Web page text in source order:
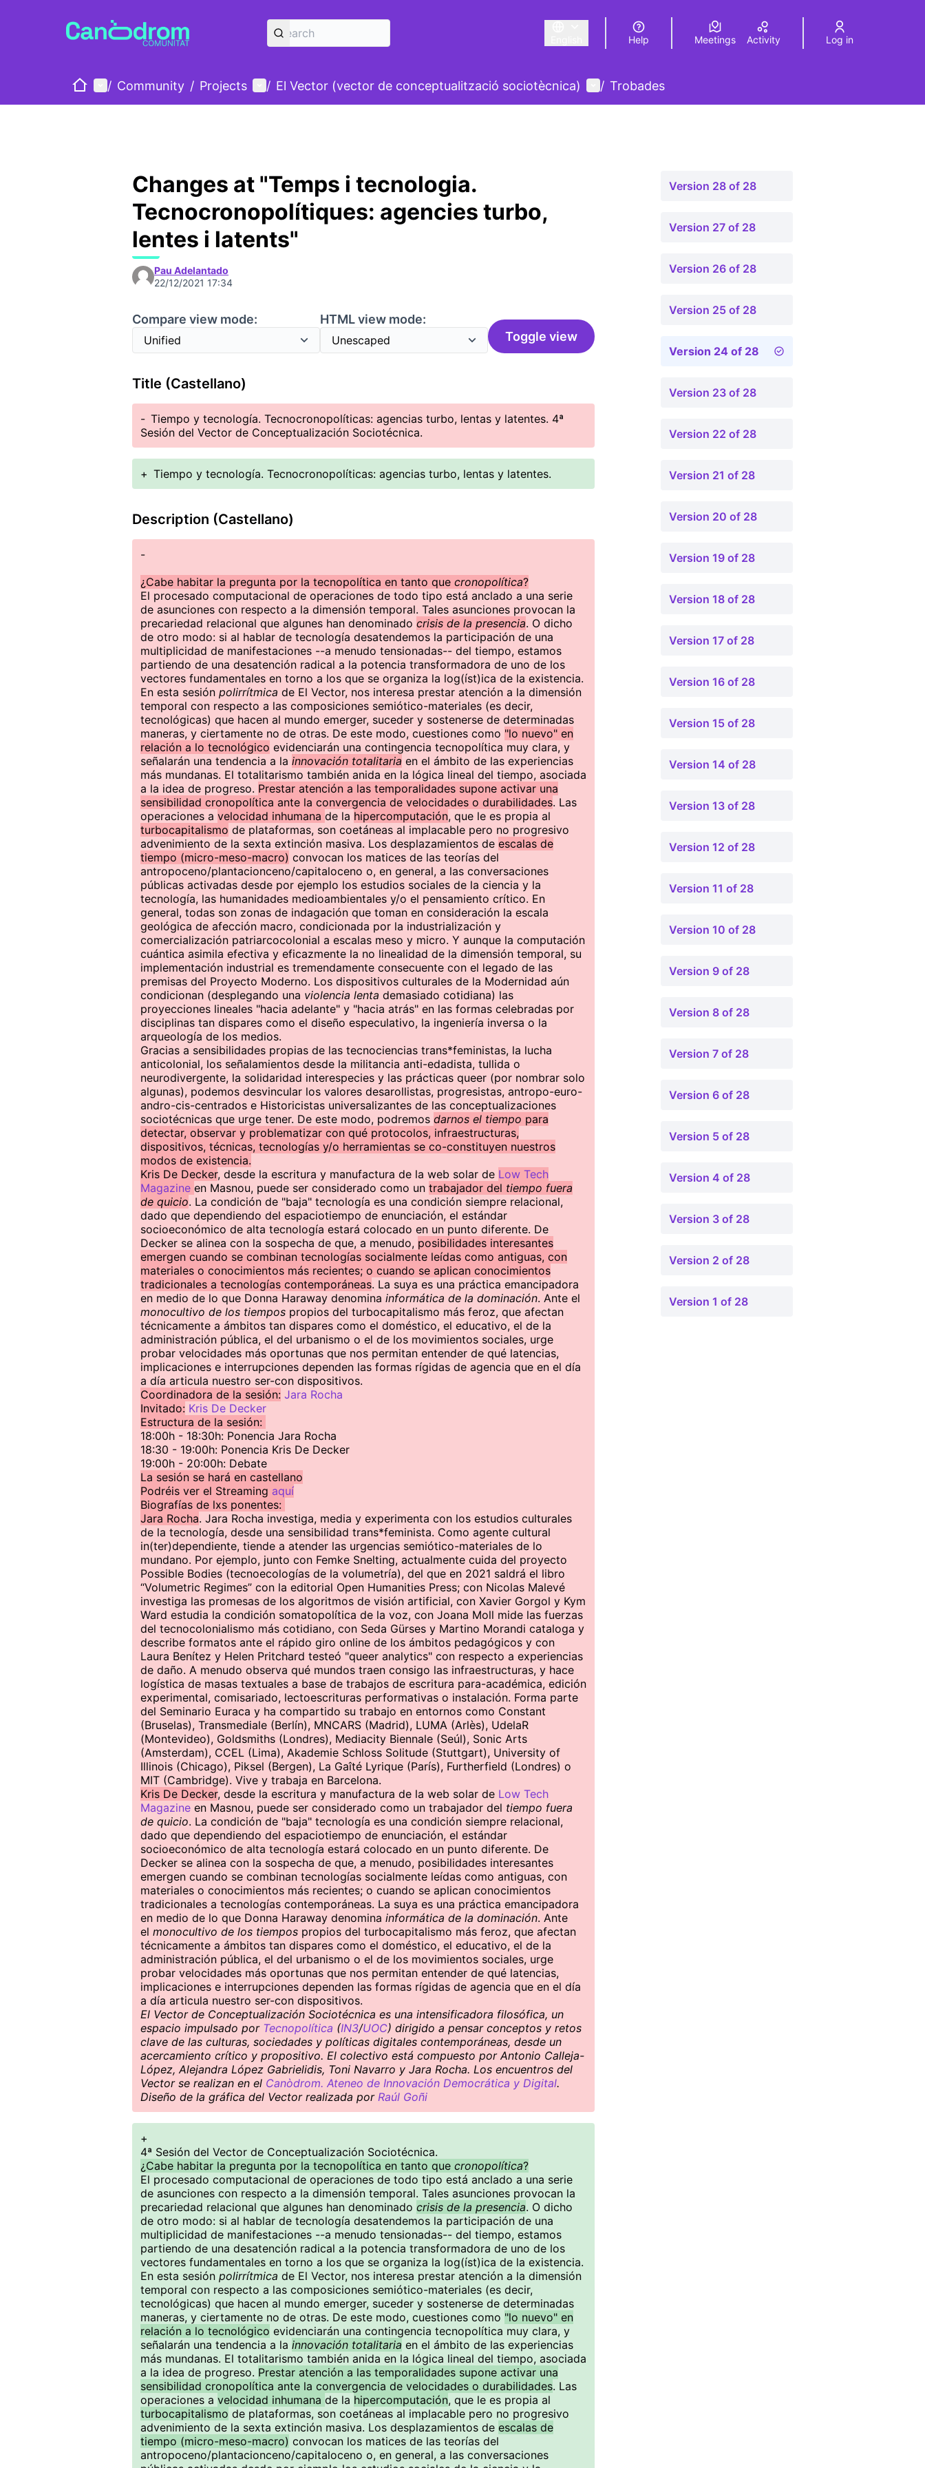
Triar la llengua Elegir el idiomaChoose language
Help Meetings Activity Log in
HomeMain menu
/ Community / Projects User menu
/ El Vector (vector de conceptualització sociotècnica) User menu
/ Trobades
Changes at "Temps i tecnologia.
Tecnocronopolítiques: agencies turbo,
lentes i latents"
Pau Adelantado
22/12/2021 17:34
Compare view mode:
HTML view mode:
Toggle view
Title (Castellano)
- Tiempo y tecnología. Tecnocronopolíticas: agencias turbo, lentas y latentes. 4ª
Sesión del Vector de Conceptualización Sociotécnica.
+ Tiempo y tecnología. Tecnocronopolíticas: agencias turbo, lentas y latentes.
Description (Castellano)
-
¿Cabe habitar la pregunta por la tecnopolítica en tanto que cronopolítica?
El procesado computacional de operaciones de todo tipo está anclado a una serie
de asunciones con respecto a la dimensión temporal. Tales asunciones provocan la
precariedad relacional que algunes han denominado crisis de la presencia. O dicho
de otro modo: si al hablar de tecnología desatendemos la participación de una
multiplicidad de manifestaciones --a menudo tensionadas-- del tiempo, estamos
partiendo de una desatención radical a la potencia transformadora de uno de los
vectores fundamentales en torno a los que se organiza la log(íst)ica de la existencia.
En esta sesión polirrítmica de El Vector, nos interesa prestar atención a la dimensión
temporal con respecto a las composiciones semiótico-materiales (es decir,
tecnológicas) que hacen al mundo emerger, suceder y sostenerse de determinadas
maneras, y ciertamente no de otras. De este modo, cuestiones como "lo nuevo" en
relación a lo tecnológico evidenciarán una contingencia tecnopolítica muy clara, y
señalarán una tendencia a la innovación totalitaria en el ámbito de las experiencias
más mundanas. El totalitarismo también anida en la lógica lineal del tiempo, asociada
a la idea de progreso. Prestar atención a las temporalidades supone activar una
sensibilidad cronopolítica ante la convergencia de velocidades o durabilidades. Las
operaciones a velocidad inhumana de la hipercomputación, que le es propia al
turbocapitalismo de plataformas, son coetáneas al implacable pero no progresivo
advenimiento de la sexta extinción masiva. Los desplazamientos de escalas de
tiempo (micro-meso-macro) convocan los matices de las teorías del
antropoceno/plantacionceno/capitaloceno o, en general, a las conversaciones
públicas activadas desde por ejemplo los estudios sociales de la ciencia y la
tecnología, las humanidades medioambientales y/o el pensamiento crítico. En
general, todas son zonas de indagación que toman en consideración la escala
geológica de afección macro, condicionada por la industrialización y
comercialización patriarcocolonial a escalas meso y micro. Y aunque la computación
cuántica asimila efectiva y eficazmente la no linealidad de la dimensión temporal, su
implementación industrial es tremendamente consecuente con el legado de las
premisas del Proyecto Moderno. Los dispositivos culturales de la Modernidad aún
condicionan (desplegando una violencia lenta demasiado cotidiana) las
proyecciones lineales "hacia adelante" y "hacia atrás" en las formas celebradas por
disciplinas tan dispares como el diseño especulativo, la ingeniería inversa o la
arqueología de los medios.
Gracias a sensibilidades propias de las tecnociencias trans*feministas, la lucha
anticolonial, los señalamientos desde la militancia anti-edadista, tullida o
neurodivergente, la solidaridad interespecies y las prácticas queer (por nombrar solo
algunas), podemos desvincular los valores desarollistas, progresistas, antropo-euro-
andro-cis-centrados e Historicistas universalizantes de las conceptualizaciones
sociotécnicas que urge tener. De este modo, podremos darnos el tiempo para
detectar, observar y problematizar con qué protocolos, infraestructuras,
dispositivos, técnicas, tecnologías y/o herramientas se co-constituyen nuestros
modos de existencia.
Kris De Decker, desde la escritura y manufactura de la web solar de Low Tech
Magazine en Masnou, puede ser considerado como un trabajador del tiempo fuera
de quicio. La condición de "baja" tecnología es una condición siempre relacional,
dado que dependiendo del espaciotiempo de enunciación, el estándar
socioeconómico de alta tecnología estará colocado en un punto diferente. De
Decker se alinea con la sospecha de que, a menudo, posibilidades interesantes
emergen cuando se combinan tecnologías socialmente leídas como antiguas, con
materiales o conocimientos más recientes; o cuando se aplican conocimientos
tradicionales a tecnologías contemporáneas. La suya es una práctica emancipadora
en medio de lo que Donna Haraway denomina informática de la dominación. Ante el
monocultivo de los tiempos propios del turbocapitalismo más feroz, que afectan
técnicamente a ámbitos tan dispares como el doméstico, el educativo, el de la
administración pública, el del urbanismo o el de los movimientos sociales, urge
probar velocidades más oportunas que nos permitan entender de qué latencias,
implicaciones e interrupciones dependen las formas rígidas de agencia que en el día
a día articula nuestro ser-con dispositivos.
Coordinadora de la sesión: Jara Rocha
Invitado: Kris De Decker
Estructura de la sesión:
18:00h - 18:30h: Ponencia Jara Rocha
18:30 - 19:00h: Ponencia Kris De Decker
19:00h - 20:00h: Debate
La sesión se hará en castellano
Podréis ver el Streaming aquí
Biografías de lxs ponentes:
Jara Rocha. Jara Rocha investiga, media y experimenta con los estudios culturales
de la tecnología, desde una sensibilidad trans*feminista. Como agente cultural
in(ter)dependiente, tiende a atender las urgencias semiótico-materiales de lo
mundano. Por ejemplo, junto con Femke Snelting, actualmente cuida del proyecto
Possible Bodies (tecnoecologías de la volumetría), del que en 2021 saldrá el libro
“Volumetric Regimes” con la editorial Open Humanities Press; con Nicolas Malevé
investiga las promesas de los algoritmos de visión artificial, con Xavier Gorgol y Kym
Ward estudia la condición somatopolítica de la voz, con Joana Moll mide las fuerzas
del tecnocolonialismo más cotidiano, con Seda Gürses y Martino Morandi cataloga y
describe formatos ante el rápido giro online de los ámbitos pedagógicos y con
Laura Benítez y Helen Pritchard testeó "queer analytics" con respecto a experiencias
de daño. A menudo observa qué mundos traen consigo las infraestructuras, y hace
logística de masas textuales a base de trabajos de escritura para-académica, edición
experimental, comisariado, lectoescrituras performativas o instalación. Forma parte
del Seminario Euraca y ha compartido su trabajo en entornos como Constant
(Bruselas), Transmediale (Berlín), MNCARS (Madrid), LUMA (Arlès), UdelaR
(Montevideo), Goldsmiths (Londres), Mediacity Biennale (Seúl), Sonic Arts
(Amsterdam), CCEL (Lima), Akademie Schloss Solitude (Stuttgart), University of
Illinois (Chicago), Piksel (Bergen), La Gaîté Lyrique (París), Furtherfield (Londres) o
MIT (Cambridge). Vive y trabaja en Barcelona.
Kris De Decker, desde la escritura y manufactura de la web solar de Low Tech
Magazine en Masnou, puede ser considerado como un trabajador del tiempo fuera
de quicio. La condición de "baja" tecnología es una condición siempre relacional,
dado que dependiendo del espaciotiempo de enunciación, el estándar
socioeconómico de alta tecnología estará colocado en un punto diferente. De
Decker se alinea con la sospecha de que, a menudo, posibilidades interesantes
emergen cuando se combinan tecnologías socialmente leídas como antiguas, con
materiales o conocimientos más recientes; o cuando se aplican conocimientos
tradicionales a tecnologías contemporáneas. La suya es una práctica emancipadora
en medio de lo que Donna Haraway denomina informática de la dominación. Ante
el monocultivo de los tiempos propios del turbocapitalismo más feroz, que afectan
técnicamente a ámbitos tan dispares como el doméstico, el educativo, el de la
administración pública, el del urbanismo o el de los movimientos sociales, urge
probar velocidades más oportunas que nos permitan entender de qué latencias,
implicaciones e interrupciones dependen las formas rígidas de agencia que en el día
a día articula nuestro ser-con dispositivos.
El Vector de Conceptualización Sociotécnica es una intensificadora filosófica, un
espacio impulsado por Tecnopolítica (IN3/UOC) dirigido a pensar conceptos y retos
clave de las culturas, sociedades y políticas digitales contemporáneas, desde un
acercamiento crítico y propositivo. El colectivo está compuesto por Antonio Calleja-
López, Alejandra López Gabrielidis, Toni Navarro y Jara Rocha. Los encuentros del
Vector se realizan en el Canòdrom. Ateneo de Innovación Democrática y Digital.
Diseño de la gráfica del Vector realizada por Raúl Goñi
+
4ª Sesión del Vector de Conceptualización Sociotécnica.
¿Cabe habitar la pregunta por la tecnopolítica en tanto que cronopolítica?
El procesado computacional de operaciones de todo tipo está anclado a una serie
de asunciones con respecto a la dimensión temporal. Tales asunciones provocan la
precariedad relacional que algunes han denominado crisis de la presencia. O dicho
de otro modo: si al hablar de tecnología desatendemos la participación de una
multiplicidad de manifestaciones --a menudo tensionadas-- del tiempo, estamos
partiendo de una desatención radical a la potencia transformadora de uno de los
vectores fundamentales en torno a los que se organiza la log(íst)ica de la existencia.
En esta sesión polirrítmica de El Vector, nos interesa prestar atención a la dimensión
temporal con respecto a las composiciones semiótico-materiales (es decir,
tecnológicas) que hacen al mundo emerger, suceder y sostenerse de determinadas
maneras, y ciertamente no de otras. De este modo, cuestiones como "lo nuevo" en
relación a lo tecnológico evidenciarán una contingencia tecnopolítica muy clara, y
señalarán una tendencia a la innovación totalitaria en el ámbito de las experiencias
más mundanas. El totalitarismo también anida en la lógica lineal del tiempo, asociada
a la idea de progreso. Prestar atención a las temporalidades supone activar una
sensibilidad cronopolítica ante la convergencia de velocidades o durabilidades. Las
operaciones a velocidad inhumana de la hipercomputación, que le es propia al
turbocapitalismo de plataformas, son coetáneas al implacable pero no progresivo
advenimiento de la sexta extinción masiva. Los desplazamientos de escalas de
tiempo (micro-meso-macro) convocan los matices de las teorías del
antropoceno/plantacionceno/capitaloceno o, en general, a las conversaciones
Version 28 of 28
Version 27 of 28
Version 26 of 28
Version 25 of 28
Version 24 of 28
Version 23 of 28
Version 22 of 28
Version 21 of 28
Version 20 of 28
Version 19 of 28
Version 18 of 28
Version 17 of 28
Version 16 of 28
Version 15 of 28
Version 14 of 28
Version 13 of 28
Version 12 of 28
Version 11 of 28
Version 10 of 28
Version 9 of 28
Version 8 of 28
Version 7 of 28
Version 6 of 28
Version 5 of 28
Version 4 of 28
Version 3 of 28
Version 2 of 28
Version 1 of 28